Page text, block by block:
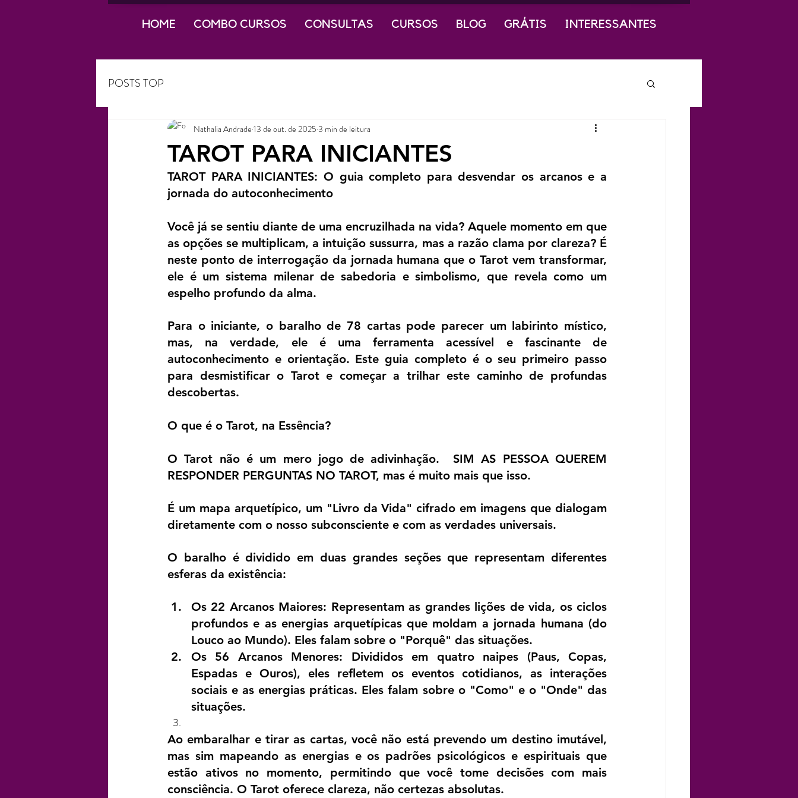
POSTS TOP
TAROT PARA INICIANTES
Nathalia Andrade 13 de out. de 2025 3 min de leitura
TAROT PARA INICIANTES: O guia completo para desvendar os arcanos e a
jornada do autoconhecimento
Você já se sentiu diante de uma encruzilhada na vida? Aquele momento em que
as opções se multiplicam, a intuição sussurra, mas a razão clama por clareza? É
neste ponto de interrogação da jornada humana que o Tarot vem transformar,
ele é um sistema milenar de sabedoria e simbolismo, que revela como um
espelho profundo da alma.
Para o iniciante, o baralho de 78 cartas pode parecer um labirinto místico,
mas, na verdade, ele é uma ferramenta acessível e fascinante de
autoconhecimento e orientação. Este guia completo é o seu primeiro passo
para desmistificar o Tarot e começar a trilhar este caminho de profundas
descobertas.
O que é o Tarot, na Essência?
O Tarot não é um mero jogo de adivinhação.  SIM AS PESSOA QUEREM
RESPONDER PERGUNTAS NO TAROT, mas é muito mais que isso.
É um mapa arquetípico, um "Livro da Vida" cifrado em imagens que dialogam
diretamente com o nosso subconsciente e com as verdades universais.
O baralho é dividido em duas grandes seções que representam diferentes
esferas da existência:
Os 22 Arcanos Maiores: Representam as grandes lições de vida, os ciclos
profundos e as energias arquetípicas que moldam a jornada humana (do
Louco ao Mundo). Eles falam sobre o "Porquê" das situações.
Os 56 Arcanos Menores: Divididos em quatro naipes (Paus, Copas,
Espadas e Ouros), eles refletem os eventos cotidianos, as interações
sociais e as energias práticas. Eles falam sobre o "Como" e o "Onde" das
situações.
Ao embaralhar e tirar as cartas, você não está prevendo um destino imutável,
mas sim mapeando as energias e os padrões psicológicos e espirituais que
estão ativos no momento, permitindo que você tome decisões com mais
consciência. O Tarot oferece clareza, não certezas absolutas.
HOME COMBO CURSOS CONSULTAS CURSOS BLOG GRÁTIS INTERESSANTES